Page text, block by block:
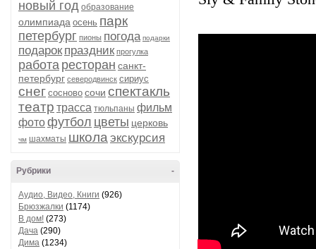
новый год образование
олимпиада осень парк
петербург пионы погода подарки
подарок праздник прогулка
работа ресторан санкт-
петербург северодвинск сириус
снег сосново сочи спектакль
театр трасса тюльпаны фильм
фотофутбол цветы церковь
чм шахматы школа экскурсия
-
Рубрики
Аудио, Видео, Книги (926)
Брюзжалки (1174)
В дом! (273)
Дача (290)
Дима (1234)